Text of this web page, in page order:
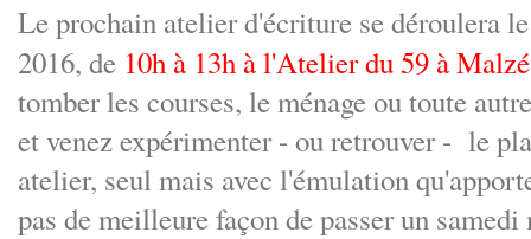
Le prochain atelier d'écriture se déroulera
2016, de 10h à 13h à l'Atelier du 59 à
tomber les courses, le ménage ou toute
et venez expérimenter - ou retrouver - le
atelier, seul mais avec l'émulation
pas de meilleure façon de passer un